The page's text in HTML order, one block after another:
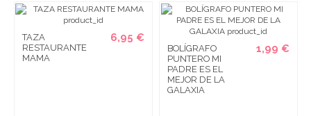
TAZA
RESTAURANTE
MAMA
6,95 €
BOLÍGRAFO
PUNTERO MI
PADRE ES EL
MEJOR DE LA
GALAXIA
1,99 €